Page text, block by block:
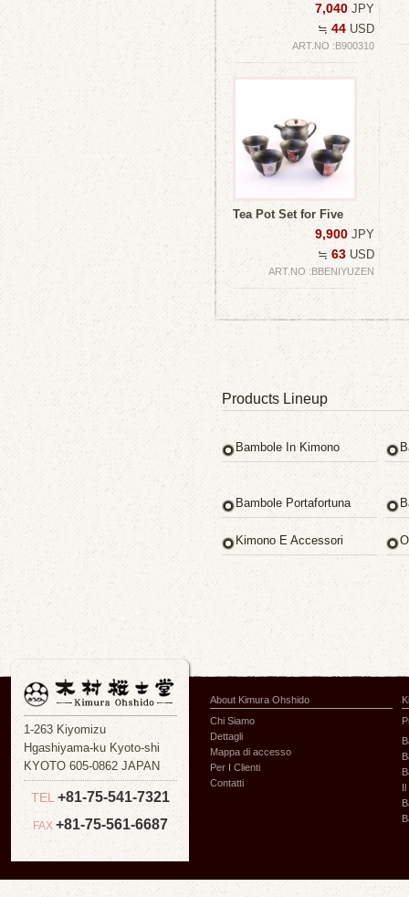
7,040 JPY
≒ 44 USD
ART.NO :B900310
Tea Pot Set for Five
9,900 JPY
≒ 63 USD
ART.NO :BBENIYUZEN
Products Lineup
Bambole In Kimono
Bambole Portafortuna
Kimono E Accessori
1-263 Kiyomizu
Hgashiyama-ku Kyoto-shi
KYOTO 605-0862 JAPAN
TEL +81-75-541-7321
FAX +81-75-561-6687
About Kimura Ohshido
Chi Siamo
Dettagli
Mappa di accesso
Per I Clienti
Contatti
Il